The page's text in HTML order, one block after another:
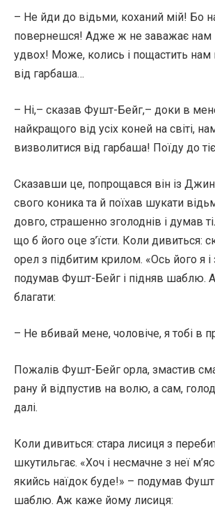
– Не йди до відьми, коханий мій! Бо
повернешся! Адже ж не заважає нам
удвох! Може, колись і пощастить нам
від гарбаша…
– Ні,– сказав Фушт-Бейг,– доки в
найкращого від усіх коней на світі,
визволитися від гарбаша! Поїду до
Сказавши це, попрощався він із
свого коника та й поїхав шукати
довго, страшенно зголоднів і думав
що б його оце з’їсти. Коли дивиться:
орел з підбитим крилом. «Ось його я і
подумав Фушт-Бейг і підняв шаблю.
благати:
– Не вбивай мене, чоловіче, я тобі в
Пожалів Фушт-Бейг орла, змастив
рану й відпустив на волю, а сам,
далі.
Коли дивиться: стара лисиця з
шкутильгає. «Хоч і несмачне з неї
якийсь наїдок буде!» – подумав
шаблю. Аж каже йому лисиця: